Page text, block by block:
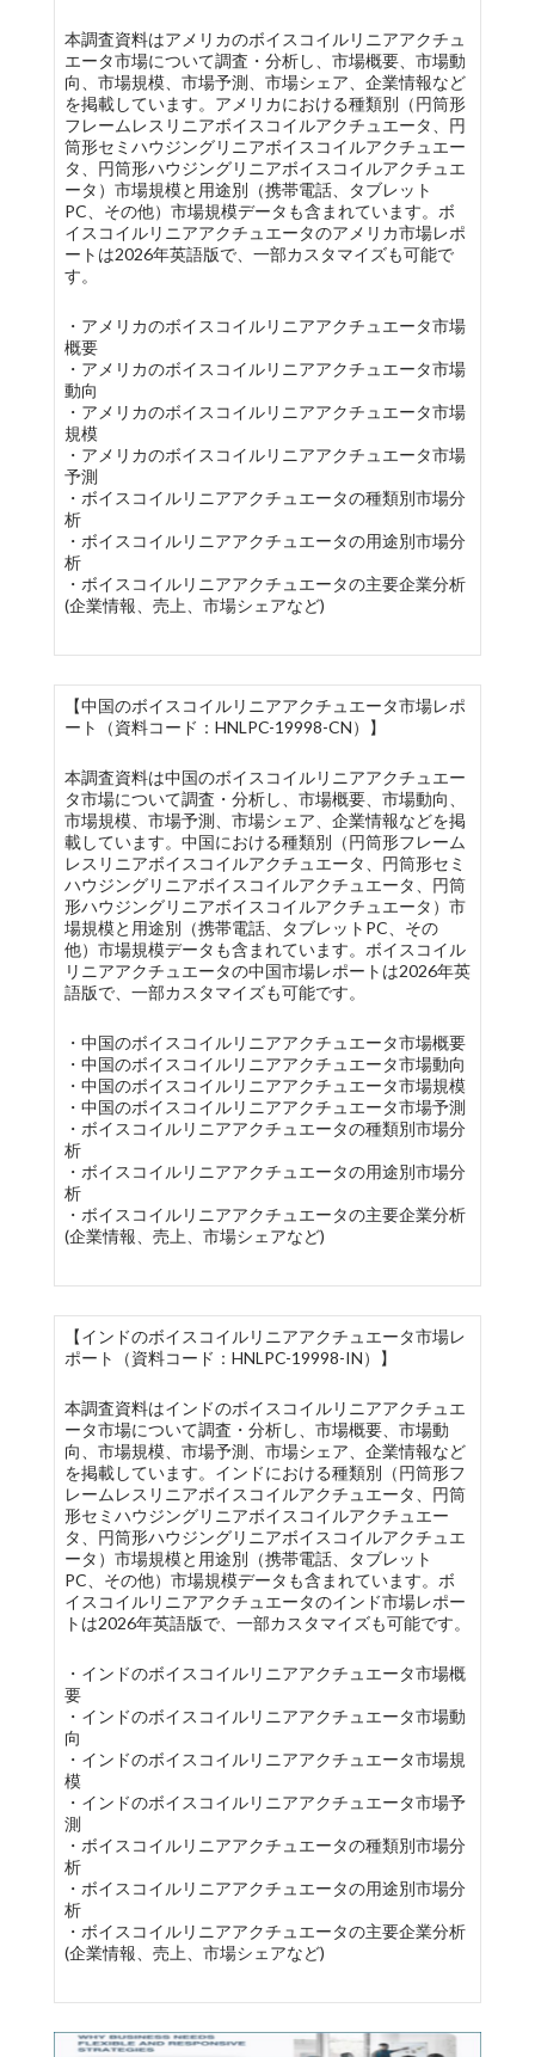
本調査資料はアメリカのボイスコイルリニアアクチュ
エータ市場について調査・分析し、市場概要、市場動
向、市場規模、市場予測、市場シェア、企業情報など
を掲載しています。アメリカにおける種類別（円筒形
フレームレスリニアボイスコイルアクチュエータ、円
筒形セミハウジングリニアボイスコイルアクチュエー
タ、円筒形ハウジングリニアボイスコイルアクチュエ
ータ）市場規模と用途別（携帯電話、タブレット
PC、その他）市場規模データも含まれています。ボ
イスコイルリニアアクチュエータのアメリカ市場レポ
ートは2026年英語版で、一部カスタマイズも可能で
す。
・アメリカのボイスコイルリニアアクチュエータ市場
概要
・アメリカのボイスコイルリニアアクチュエータ市場
動向
・アメリカのボイスコイルリニアアクチュエータ市場
規模
・アメリカのボイスコイルリニアアクチュエータ市場
予測
・ボイスコイルリニアアクチュエータの種類別市場分
析
・ボイスコイルリニアアクチュエータの用途別市場分
析
・ボイスコイルリニアアクチュエータの主要企業分析
(企業情報、売上、市場シェアなど)
【中国のボイスコイルリニアアクチュエータ市場レポ
ート（資料コード：HNLPC-19998-CN）】
本調査資料は中国のボイスコイルリニアアクチュエー
タ市場について調査・分析し、市場概要、市場動向、
市場規模、市場予測、市場シェア、企業情報などを掲
載しています。中国における種類別（円筒形フレーム
レスリニアボイスコイルアクチュエータ、円筒形セミ
ハウジングリニアボイスコイルアクチュエータ、円筒
形ハウジングリニアボイスコイルアクチュエータ）市
場規模と用途別（携帯電話、タブレットPC、その
他）市場規模データも含まれています。ボイスコイル
リニアアクチュエータの中国市場レポートは2026年英
語版で、一部カスタマイズも可能です。
・中国のボイスコイルリニアアクチュエータ市場概要
・中国のボイスコイルリニアアクチュエータ市場動向
・中国のボイスコイルリニアアクチュエータ市場規模
・中国のボイスコイルリニアアクチュエータ市場予測
・ボイスコイルリニアアクチュエータの種類別市場分
析
・ボイスコイルリニアアクチュエータの用途別市場分
析
・ボイスコイルリニアアクチュエータの主要企業分析
(企業情報、売上、市場シェアなど)
【インドのボイスコイルリニアアクチュエータ市場レ
ポート（資料コード：HNLPC-19998-IN）】
本調査資料はインドのボイスコイルリニアアクチュエ
ータ市場について調査・分析し、市場概要、市場動
向、市場規模、市場予測、市場シェア、企業情報など
を掲載しています。インドにおける種類別（円筒形フ
レームレスリニアボイスコイルアクチュエータ、円筒
形セミハウジングリニアボイスコイルアクチュエー
タ、円筒形ハウジングリニアボイスコイルアクチュエ
ータ）市場規模と用途別（携帯電話、タブレット
PC、その他）市場規模データも含まれています。ボ
イスコイルリニアアクチュエータのインド市場レポー
トは2026年英語版で、一部カスタマイズも可能です。
・インドのボイスコイルリニアアクチュエータ市場概
要
・インドのボイスコイルリニアアクチュエータ市場動
向
・インドのボイスコイルリニアアクチュエータ市場規
模
・インドのボイスコイルリニアアクチュエータ市場予
測
・ボイスコイルリニアアクチュエータの種類別市場分
析
・ボイスコイルリニアアクチュエータの用途別市場分
析
・ボイスコイルリニアアクチュエータの主要企業分析
(企業情報、売上、市場シェアなど)